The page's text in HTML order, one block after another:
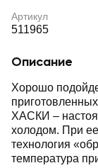
Артикул
511965
Описание
Хорошо
ХАСКИ –
холодом. При ее
технология
температура